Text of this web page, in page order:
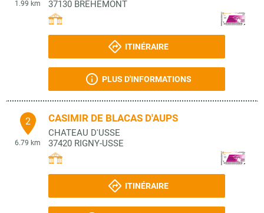
1.99 km
37130 BREHEMONT
ITINÉRAIRE
PLUS D'INFORMATIONS
2
6.79 km
CASIMIR DE BLACAS D'AUPS
CHATEAU D'USSE
37420 RIGNY-USSE
ITINÉRAIRE